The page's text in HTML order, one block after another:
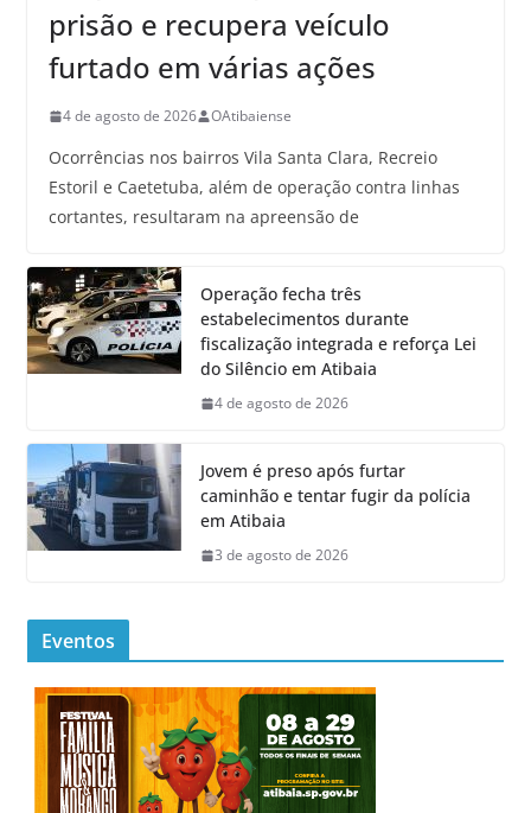
prisão e recupera veículo
furtado em várias ações
4 de agosto de 2026 OAtibaiense
Ocorrências nos bairros Vila Santa Clara, Recreio
Estoril e Caetetuba, além de operação contra linhas
cortantes, resultaram na apreensão de
Operação fecha três
estabelecimentos durante
fiscalização integrada e reforça Lei
do Silêncio em Atibaia
4 de agosto de 2026
Jovem é preso após furtar
caminhão e tentar fugir da polícia
em Atibaia
3 de agosto de 2026
Eventos